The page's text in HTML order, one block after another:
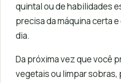
quintal ou de habilidades
precisa da máquina certa
dia.
Da próxima vez que você
vegetais ou limpar sobras,